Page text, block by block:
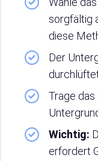
sorgfältig
diese
Der
Trage
Wichtig:
erfordert